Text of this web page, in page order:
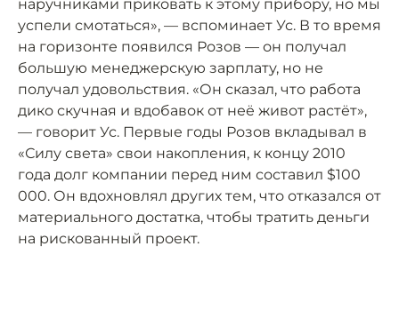
наручниками приковать к этому прибору, но мы
успели смотаться», — вспоминает Ус. В то время
на горизонте появился Розов — он получал
большую менеджерскую зарплату, но не
получал удовольствия. «Он сказал, что работа
дико скучная и вдобавок от неё живот растёт»,
— говорит Ус. Первые годы Розов вкладывал в
«Силу света» свои накопления, к концу 2010
года долг компании перед ним составил $100
000. Он вдохновлял других тем, что отказался от
материального достатка, чтобы тратить деньги
на рискованный проект.